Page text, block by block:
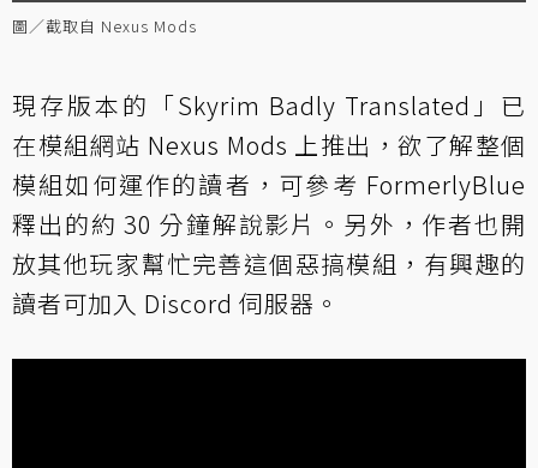
圖／截取自 Nexus Mods
現存版本的「Skyrim Badly Translated」已
在模組網站 Nexus Mods 上推出，欲了解整個
模組如何運作的讀者，可參考 FormerlyBlue
釋出的約 30 分鐘解說影片。另外，作者也開
放其他玩家幫忙完善這個惡搞模組，有興趣的
讀者可加入 Discord 伺服器。